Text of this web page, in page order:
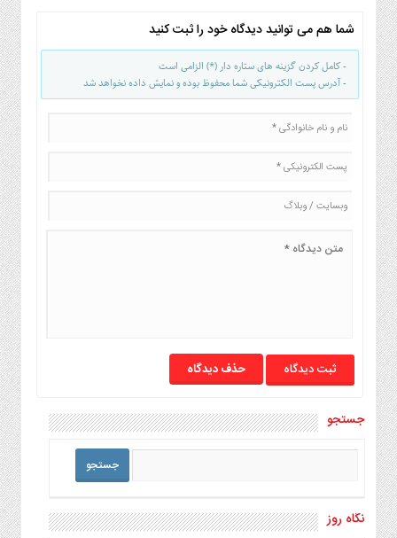
شما هم می توانید دیدگاه خود را ثبت کنید
- کامل کردن گزینه های ستاره دار (*) الزامی است
- آدرس پست الکترونیکی شما محفوظ بوده و نمایش داده نخواهد شد
حذف دیدگاه
جستجو
نگاه روز